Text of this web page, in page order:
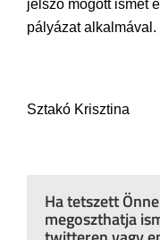
jelszó mögött ismét
pályázat alkalmával.
Sztakó Krisztina
Ha tetszett
megoszthatja